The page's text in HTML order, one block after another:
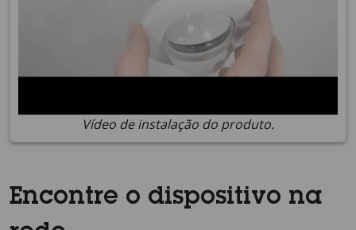
Vídeo de instalação do produto.
Encontre o dispositivo na